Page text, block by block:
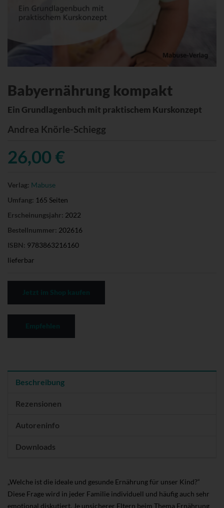
Babyernährung kompakt
Ein Grundlagenbuch mit praktischem Kurskonzept
Andrea Knörle-Schiegg
26,00 €
Verlag: Mabuse
Umfang: 165 Seiten
Erscheinungsjahr: 2022
Bestellnummer: 202616
ISBN: 9783863216160
lieferbar
Beschreibung
Rezensionen
Autoreninfo
Downloads
„Welche ist die ideale und gesunde Ernährung für unser Kind?“
Diese Frage wird in jeder Familie individuell und häufig auch sehr
emotional diskutiert. Je unsicherer Eltern beim Thema Ernährung